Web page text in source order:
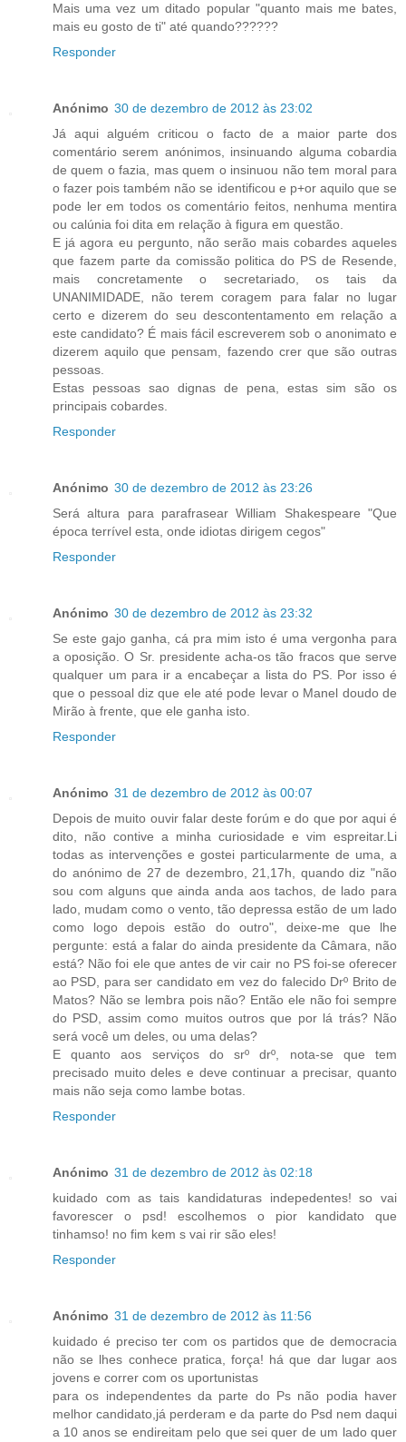
Mais uma vez um ditado popular "quanto mais me bates,
mais eu gosto de ti" até quando??????
Responder
Anónimo 30 de dezembro de 2012 às 23:02
Já aqui alguém criticou o facto de a maior parte dos
comentário serem anónimos, insinuando alguma cobardia
de quem o fazia, mas quem o insinuou não tem moral para
o fazer pois também não se identificou e p+or aquilo que se
pode ler em todos os comentário feitos, nenhuma mentira
ou calúnia foi dita em relação à figura em questão.
E já agora eu pergunto, não serão mais cobardes aqueles
que fazem parte da comissão politica do PS de Resende,
mais concretamente o secretariado, os tais da
UNANIMIDADE, não terem coragem para falar no lugar
certo e dizerem do seu descontentamento em relação a
este candidato? É mais fácil escreverem sob o anonimato e
dizerem aquilo que pensam, fazendo crer que são outras
pessoas.
Estas pessoas sao dignas de pena, estas sim são os
principais cobardes.
Responder
Anónimo 30 de dezembro de 2012 às 23:26
Será altura para parafrasear William Shakespeare "Que
época terrível esta, onde idiotas dirigem cegos"
Responder
Anónimo 30 de dezembro de 2012 às 23:32
Se este gajo ganha, cá pra mim isto é uma vergonha para
a oposição. O Sr. presidente acha-os tão fracos que serve
qualquer um para ir a encabeçar a lista do PS. Por isso é
que o pessoal diz que ele até pode levar o Manel doudo de
Mirão à frente, que ele ganha isto.
Responder
Anónimo 31 de dezembro de 2012 às 00:07
Depois de muito ouvir falar deste forúm e do que por aqui é
dito, não contive a minha curiosidade e vim espreitar.Li
todas as intervenções e gostei particularmente de uma, a
do anónimo de 27 de dezembro, 21,17h, quando diz "não
sou com alguns que ainda anda aos tachos, de lado para
lado, mudam como o vento, tão depressa estão de um lado
como logo depois estão do outro", deixe-me que lhe
pergunte: está a falar do ainda presidente da Câmara, não
está? Não foi ele que antes de vir cair no PS foi-se oferecer
ao PSD, para ser candidato em vez do falecido Drº Brito de
Matos? Não se lembra pois não? Então ele não foi sempre
do PSD, assim como muitos outros que por lá trás? Não
será você um deles, ou uma delas?
E quanto aos serviços do srº drº, nota-se que tem
precisado muito deles e deve continuar a precisar, quanto
mais não seja como lambe botas.
Responder
Anónimo 31 de dezembro de 2012 às 02:18
kuidado com as tais kandidaturas indepedentes! so vai
favorescer o psd! escolhemos o pior kandidato que
tinhamso! no fim kem s vai rir são eles!
Responder
Anónimo 31 de dezembro de 2012 às 11:56
kuidado é preciso ter com os partidos que de democracia
não se lhes conhece pratica, força! há que dar lugar aos
jovens e correr com os uportunistas
para os independentes da parte do Ps não podia haver
melhor candidato,já perderam e da parte do Psd nem daqui
a 10 anos se endireitam pelo que sei quer de um lado quer